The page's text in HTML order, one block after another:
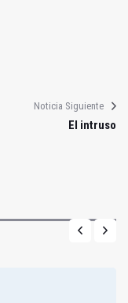
Noticia Siguiente
El intruso